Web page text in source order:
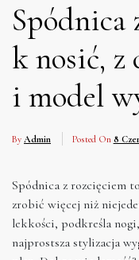
Spódnica
k nosić, z
i model
By Admin Posted On 8
Spódnica z rozcięciem
zrobić więcej niż
lekkości, podkreśla
najprostsza stylizacja